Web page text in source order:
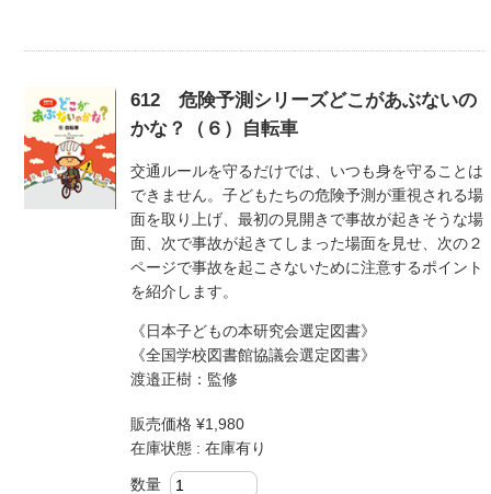
612 危険予測シリーズどこがあぶないの
かな？（６）自転車
交通ルールを守るだけでは、いつも身を守ることは
できません。子どもたちの危険予測が重視される場
面を取り上げ、最初の見開きで事故が起きそうな場
面、次で事故が起きてしまった場面を見せ、次の２
ページで事故を起こさないために注意するポイント
を紹介します。
《日本子どもの本研究会選定図書》
《全国学校図書館協議会選定図書》
渡邉正樹：監修
販売価格 ¥1,980
在庫状態 : 在庫有り
数量